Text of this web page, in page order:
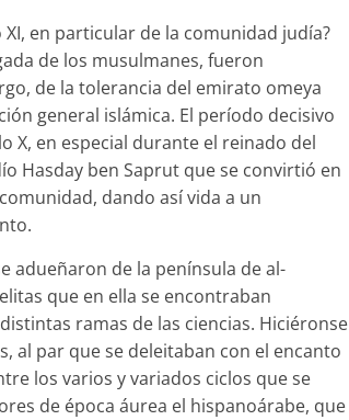
en particular de la comunidad judía?
de los musulmanes, fueron
de la tolerancia del emirato omeya
general islámica. El período decisivo
X, en especial durante el reinado del
Hasday ben Saprut que se convirtió en
dando así vida a un
adueñaron de la península de al-
que en ella se encontraban
ramas de las ciencias. Hiciéronse
al par que se deleitaban con el encanto
los varios y variados ciclos que se
de época áurea el hispanoárabe, que